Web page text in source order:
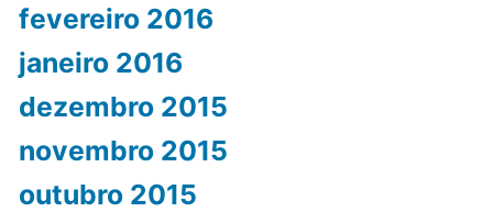
fevereiro 2016
janeiro 2016
dezembro 2015
novembro 2015
outubro 2015